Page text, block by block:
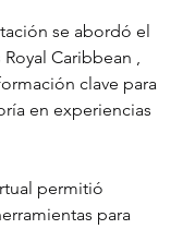
se abordó el
Caribbean ,
clave para
en experiencias
permitió
para